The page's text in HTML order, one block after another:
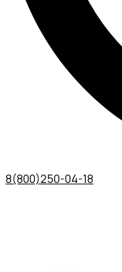
8(800)250-04-18